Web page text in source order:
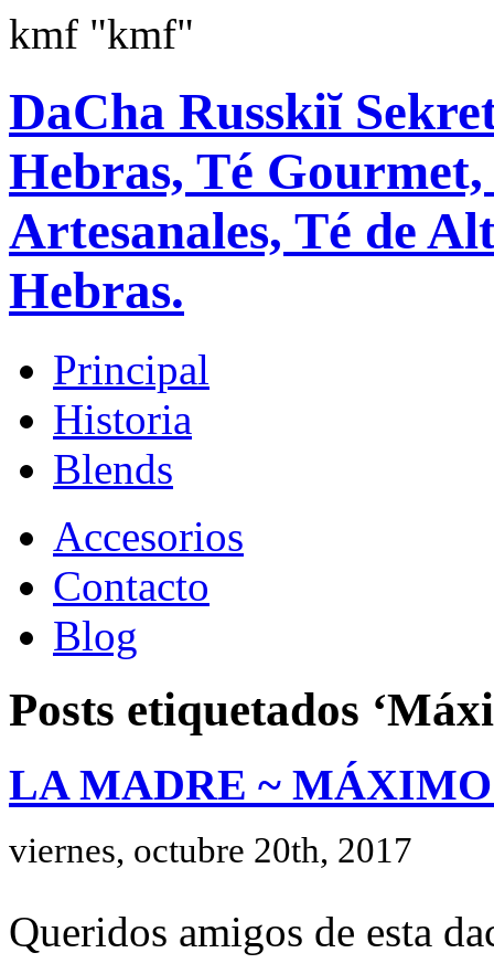
kmf "kmf"
DaCha Russkiĭ
Hebras, Té Gourmet,
Artesanales, Té de
Hebras.
Principal
Historia
Blends
Accesorios
Contacto
Blog
Posts etiquetados
LA MADRE ~
viernes, octubre 20th, 2017
Queridos amigos de esta